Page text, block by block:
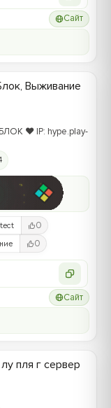
Сайт
Выживание
❤️ IP: hype.play-
0
0
Сайт
пля г сервер